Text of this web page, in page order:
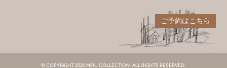
ご予約はこちら
© COPYRIGHT 2020 MIRU COLLECTION. ALL RIGHTS RESERVED.